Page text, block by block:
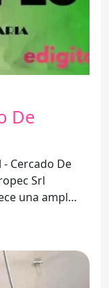
De
Cercado De
una amplia